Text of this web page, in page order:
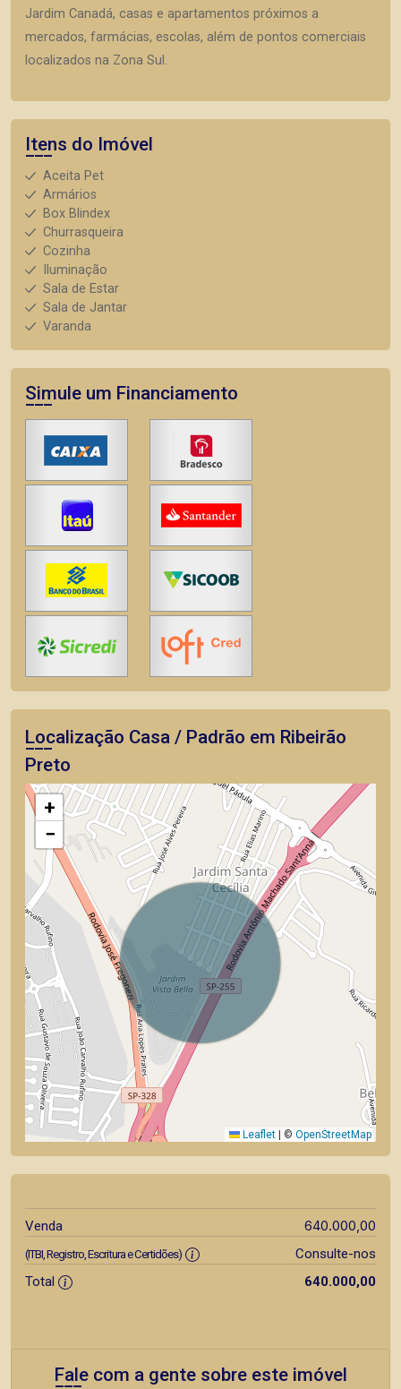
Jardim Canadá, casas e apartamentos próximos a
mercados, farmácias, escolas, além de pontos comerciais
localizados na Zona Sul.
Itens do Imóvel
Aceita Pet
Armários
Box Blindex
Churrasqueira
Cozinha
Iluminação
Sala de Estar
Sala de Jantar
Varanda
Simule um Financiamento
Localização Casa / Padrão em Ribeirão
Preto
+
−
Leaflet © OpenStreetMap
Venda 640.000,00
(ITBI, Registro, Escritura e Certidões)
Consulte-nos
Total
640.000,00
Fale com a gente sobre este imóvel